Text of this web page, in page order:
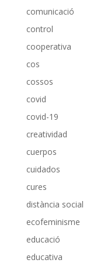
comunicació
control
cooperativa
cos
cossos
covid
covid-19
creatividad
cuerpos
cuidados
cures
distància social
ecofeminisme
educació
educativa